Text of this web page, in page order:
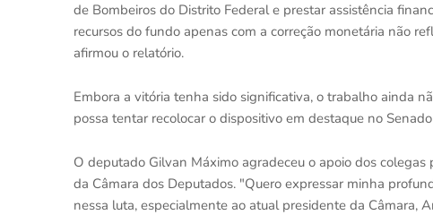
de Bombeiros do Distrito Federal e prestar assistência
recursos do fundo apenas com a correção monetária não
afirmou o relatório.
Embora a vitória tenha sido significativa, o trabalho ainda
possa tentar recolocar o dispositivo em destaque no
O deputado Gilvan Máximo agradeceu o apoio dos
da Câmara dos Deputados. "Quero expressar minha
nessa luta, especialmente ao atual presidente da Câmara,